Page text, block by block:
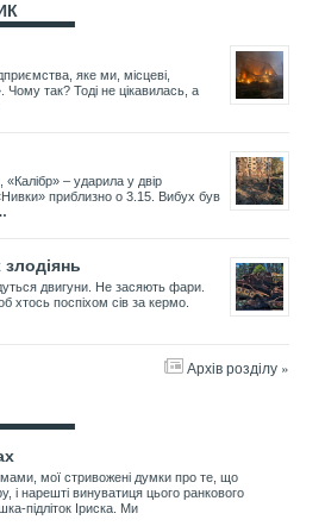
яке ми, місцеві,
так? Тоді не цікавилась, а
«Калібр» – ударила у двір
приблизно о 3.15. Вибух був
двигуни. Не засяють фари.
хтось поспіхом сів за кермо.
Архів розділу »
мами, мої стривожені думки про те, що
і нарешті винуватиця цього ранкового
підліток Іриска. Ми